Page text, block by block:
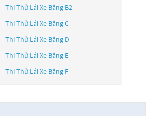
Thi Thử Lái Xe Bằng B2
Thi Thử Lái Xe Bằng C
Thi Thử Lái Xe Bằng D
Thi Thử Lái Xe Bằng E
Thi Thử Lái Xe Bằng F